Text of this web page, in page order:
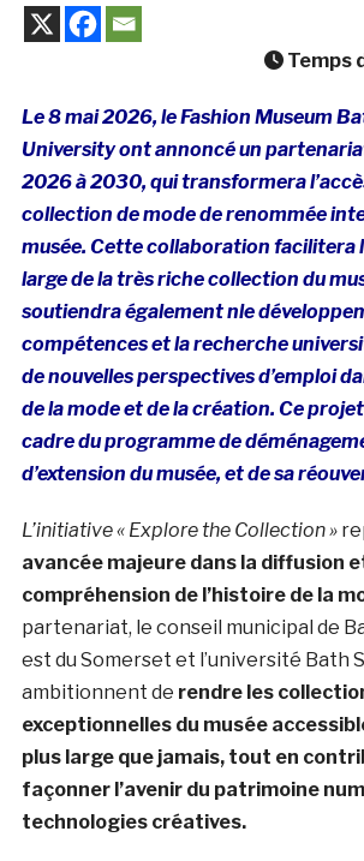
Temps
Le 8 mai 2026, le Fashion Museum
University ont annoncé un
2026 à 2030, qui transformera
collection de mode de renommée
musée. Cette collaboration facilitera
large de la très riche collection du
soutiendra également nle
compétences et la recherche
de nouvelles perspectives d’emploi
de la mode et de la création. Ce
cadre du programme de
d’extension du musée, et de sa
L’initiative « Explore the Collection »
avancée majeure dans la diffusion
compréhension de l’histoire de la
partenariat, le conseil municipal de
est du Somerset et l’université Bath
ambitionnent de rendre les
exceptionnelles du musée
plus large que jamais, tout en
façonner l’avenir du patrimoine
technologies créatives.